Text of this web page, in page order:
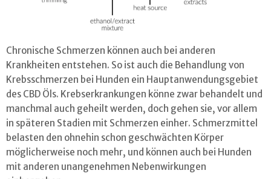
Chronische Schmerzen können auch bei anderen
Krankheiten entstehen. So ist auch die Behandlung von
Krebsschmerzen bei Hunden ein Hauptanwendungsgebiet
des CBD Öls. Krebserkrankungen könne zwar behandelt und
manchmal auch geheilt werden, doch gehen sie, vor allem
in späteren Stadien mit Schmerzen einher. Schmerzmittel
belasten den ohnehin schon geschwächten Körper
möglicherweise noch mehr, und können auch bei Hunden
mit anderen unangenehmen Nebenwirkungen